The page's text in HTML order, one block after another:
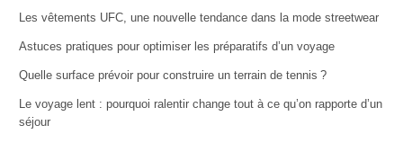
Les vêtements UFC, une nouvelle tendance dans la mode streetwear
Astuces pratiques pour optimiser les préparatifs d’un voyage
Quelle surface prévoir pour construire un terrain de tennis ?
Le voyage lent : pourquoi ralentir change tout à ce qu’on rapporte d’un
séjour